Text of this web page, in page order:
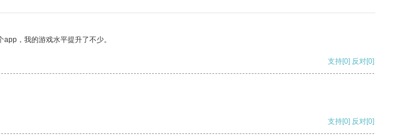
，我的游戏水平提升了不少。
支持[0] 反对[0]
支持[0] 反对[0]